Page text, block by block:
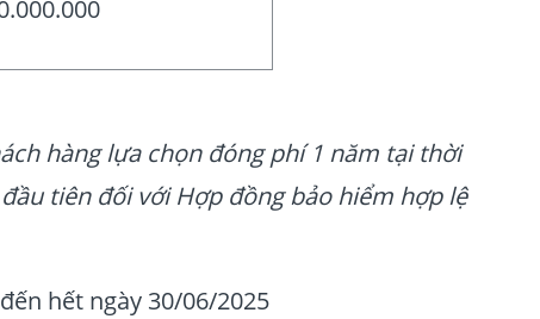
hàng lựa chọn đóng phí 1 năm tại thời
tiên đối với Hợp đồng bảo hiểm hợp lệ
hết ngày 30/06/2025